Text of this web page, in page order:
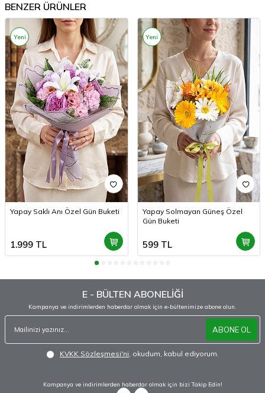
BENZER ÜRÜNLER
Yeni
Yapay Saklı Anı Özel Gün Buketi
1.999 TL
Yeni
Yapay Solmayan Güneş Özel
Gün Buketi
599TL
E - BÜLTEN ABONELİĞİ
Kampanya ve indirimlerden haberdar olmak için e-bültenimize abone olun.
ABONE OL
KVKK Sözleşmesi'ni, okudum, kabul ediyorum.
Kampanya ve indirimlerden haberdar olmak için bizi Takip Edin!